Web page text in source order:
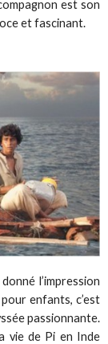
est son
et fascinant.
l’impression
enfants, c’est
passionnante.
vie de Pi en Inde